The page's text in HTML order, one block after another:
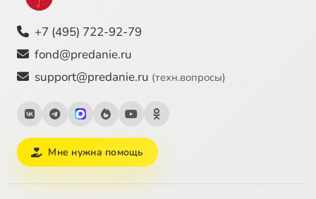
+7 (495) 722-92-79
fond@predanie.ru
support@predanie.ru (техн.вопросы)
Мне нужна помощь